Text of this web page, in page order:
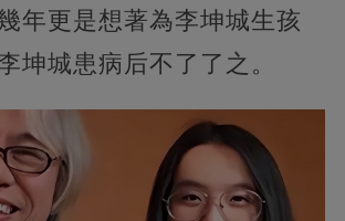
年更是想著為李坤城生孩
坤城患病后不了了之。